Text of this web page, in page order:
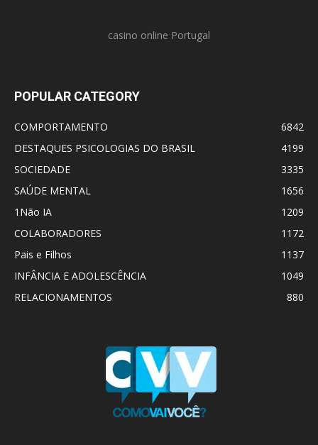
casino online Portugal
POPULAR CATEGORY
COMPORTAMENTO
6842
DESTAQUES PSICOLOGIAS DO BRASIL
4199
SOCIEDADE
3335
SAÚDE MENTAL
1656
1Não IA
1209
COLABORADORES
1172
Pais e Filhos
1137
INFÂNCIA E ADOLESCÊNCIA
1049
RELACIONAMENTOS
880